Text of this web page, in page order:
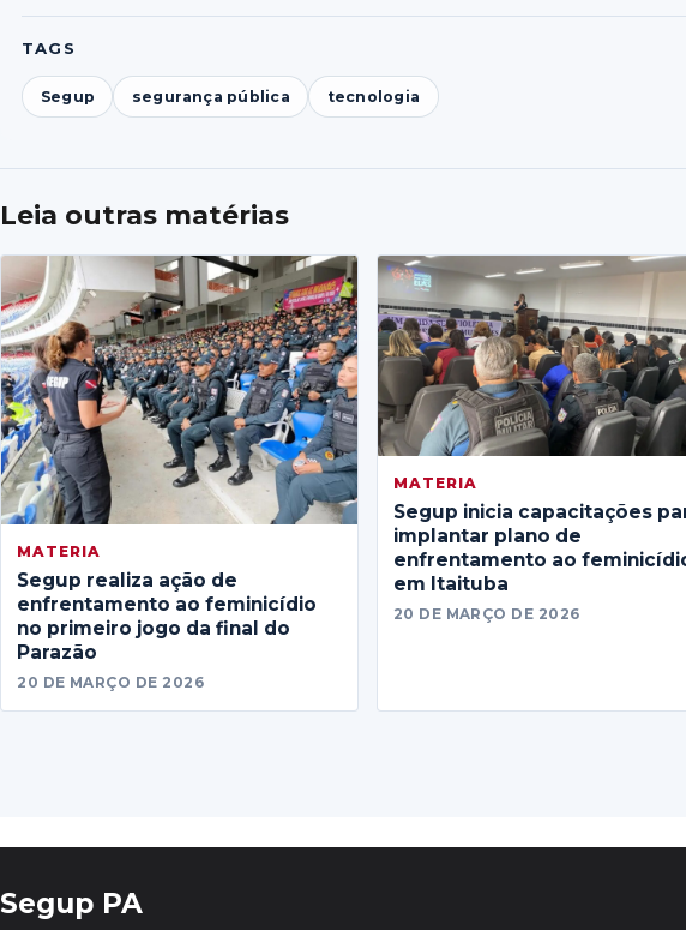
TAGS
Segup segurança pública tecnologia
Leia outras matérias
MATERIA
Segup realiza ação de
enfrentamento ao feminicídio
no primeiro jogo da final do
Parazão
20 DE MARÇO DE 2026
MATERIA
Segup inicia capacitações
implantar plano de
enfrentamento ao
em Itaituba
20 DE MARÇO DE 2026
Segup PA